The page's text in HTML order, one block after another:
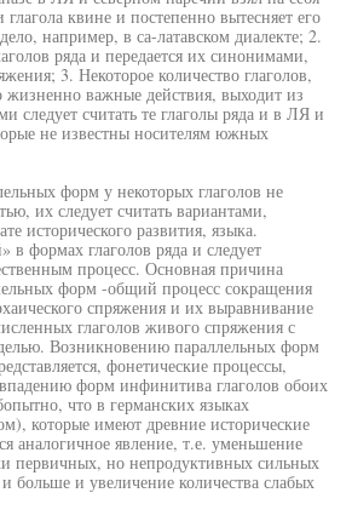
глагола квине и постепенно вытесняет его
например, в са-латавском диалекте; 2.
ряда и передается их синонимами,
3. Некоторое количество глаголов,
жизненно важные действия, выходит из
следует считать те глаголы ряда и в ЛЯ и
не известны носителям южных
форм у некоторых глаголов не
их следует считать вариантами,
исторического развития, языка.
в формах глаголов ряда и следует
процесс. Основная причина
форм -общий процесс сокращения
спряжения и их выравнивание
глаголов живого спряжения с
Возникновению параллельных форм
фонетические процессы,
форм инфинитива глаголов обоих
что в германских языках
которые имеют древние исторические
аналогичное явление, т.е. уменьшение
первичных, но непродуктивных сильных
больше и увеличение количества слабых